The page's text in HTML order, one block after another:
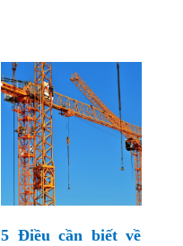
5 Điều cần biết về